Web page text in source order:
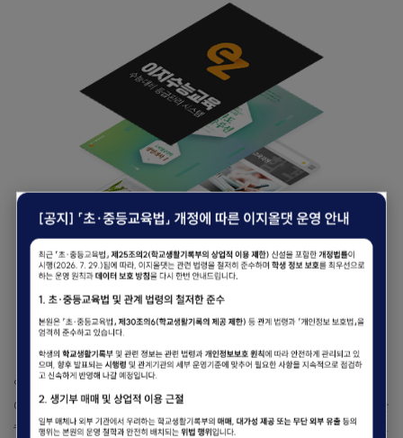
입회부터 대학합격까지 대학으로 가는 쉽고 빠른 길
이지수능교육 전문집필진과 과목별 수능 전문강사가 직접 연구하고 제작한
수능 맞춤 전문교재로 반드시 학생의 등급향상을 만들어 드립니다. 시즌별